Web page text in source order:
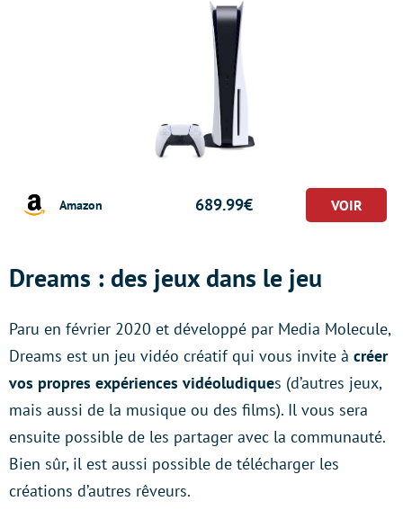
Amazon 689.99€
Dreams : des jeux dans le jeu
Paru en février 2020 et développé par Media Molecule,
Dreams est un jeu vidéo créatif qui vous invite à créer
vos propres expériences vidéoludiques (d’autres jeux,
mais aussi de la musique ou des films). Il vous sera
ensuite possible de les partager avec la communauté.
Bien sûr, il est aussi possible de télécharger les
créations d’autres rêveurs.